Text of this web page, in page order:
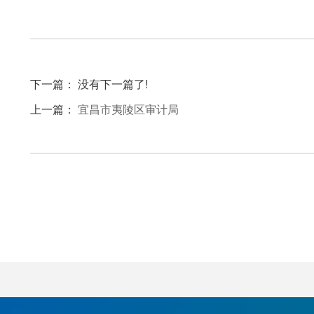
下一篇： 没有下一篇了!
上一篇： 宜昌市夷陵区审计局